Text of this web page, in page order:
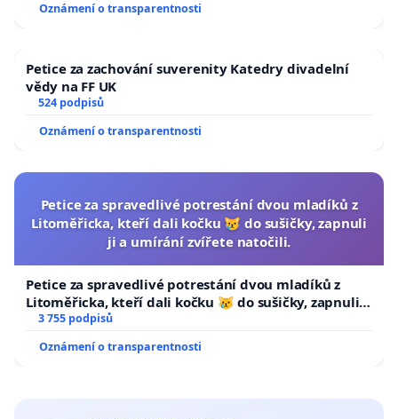
Oznámení o transparentnosti
Petice za zachování suverenity Katedry divadelní
vědy na FF UK
524 podpisů
Oznámení o transparentnosti
Petice za spravedlivé potrestání dvou mladíků z
Litoměřicka, kteří dali kočku 😿 do sušičky, zapnuli
ji a umírání zvířete natočili.
Petice za spravedlivé potrestání dvou mladíků z
Litoměřicka, kteří dali kočku 😿 do sušičky, zapnuli ji
a umírání zvířete natočili.
3 755 podpisů
Oznámení o transparentnosti